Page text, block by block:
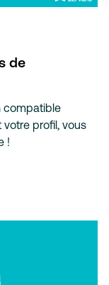
de
compatible
profil, vous
!